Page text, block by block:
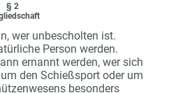
§ 2
wer unbescholten ist.
Person werden.
ernannt werden, wer sich
den Schießsport oder um
besonders